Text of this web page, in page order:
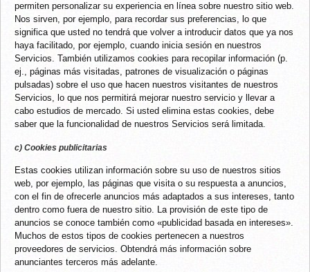
permiten personalizar su experiencia en línea sobre nuestro sitio web.
Nos sirven, por ejemplo, para recordar sus preferencias, lo que
significa que usted no tendrá que volver a introducir datos que ya nos
haya facilitado, por ejemplo, cuando inicia sesión en nuestros
Servicios. También utilizamos cookies para recopilar información (p.
ej., páginas más visitadas, patrones de visualización o páginas
pulsadas) sobre el uso que hacen nuestros visitantes de nuestros
Servicios, lo que nos permitirá mejorar nuestro servicio y llevar a
cabo estudios de mercado. Si usted elimina estas cookies, debe
saber que la funcionalidad de nuestros Servicios será limitada.
c) Cookies publicitarias
Estas cookies utilizan información sobre su uso de nuestros sitios
web, por ejemplo, las páginas que visita o su respuesta a anuncios,
con el fin de ofrecerle anuncios más adaptados a sus intereses, tanto
dentro como fuera de nuestro sitio. La provisión de este tipo de
anuncios se conoce también como «publicidad basada en intereses».
Muchos de estos tipos de cookies pertenecen a nuestros
proveedores de servicios. Obtendrá más información sobre
anunciantes terceros más adelante.